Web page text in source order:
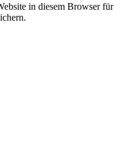
in diesem Browser für